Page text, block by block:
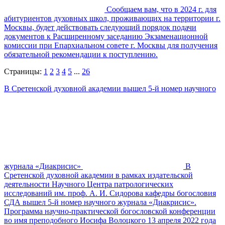
Сообщаем вам, что в 2024 г. для
абитуриентов духовных школ, проживающих на территории г.
Москвы, будет действовать следующий порядок подачи
документов к Расширенному заседанию Экзаменационной
комиссии при Епархиальном совете г. Москвы для получения
обязательной рекомендации к поступлению.
Страницы: 1 2 3 4 5 ... 26
В Сретенской духовной академии вышел 5-й номер научного
журнала «Диакрисис»
В
Сретенской духовной академии в рамках издательской
деятельности Научного Центра патрологических
исследований им. проф. А. И. Сидорова кафедры богословия
СДА вышел 5-й номер научного журнала «Диакрисис».
Программа научно-практической богословской конференции
во имя преподобного Иосифа Волоцкого 13 апреля 2022 года